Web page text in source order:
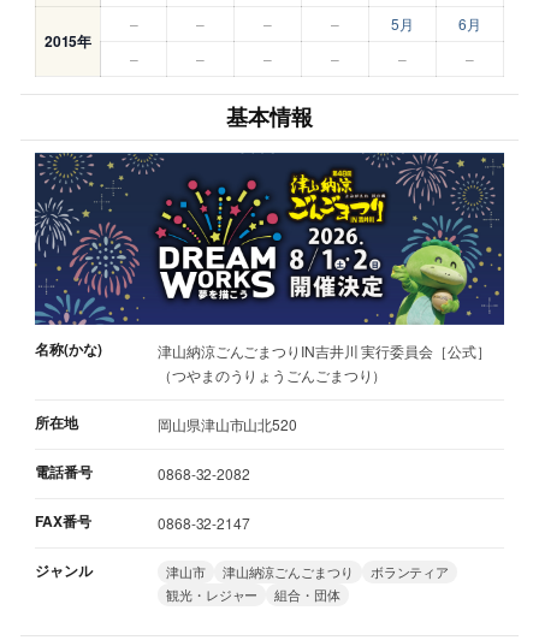
2015年
– – – – 5月
6月
–
– – – – –
基本情報
名称(かな)
津山納涼ごんごまつりIN吉井川 実行委員会［公式］
（つやまのうりょうごんごまつり）
所在地 岡山県津山市山北520
電話番号 0868-32-2082
FAX番号 0868-32-2147
ジャンル 津山市 津山納涼ごんごまつり
ボランティア
観光・レジャー
組合・団体